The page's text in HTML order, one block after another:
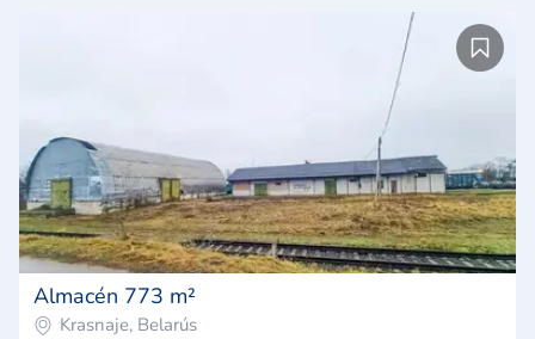
Almacén 773 m²
Krasnaje, Belarús